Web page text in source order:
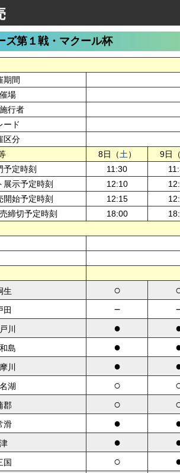
ズ第１戦・マクール杯
期間
場
行者
ード
区分
8日（土）
9日
予定時刻
11:30
展示予定時刻
12:10
開始予定時刻
12:15
締切予定時刻
18:00
生
○
田 －
川 ●
島 ●
川 ●
湖 ○
郡 ○
滑 ●
津 ●
国 ○